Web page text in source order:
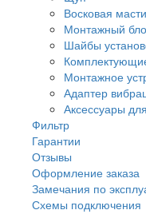
Восковая
Монтажный
Шайбы
Монтажное
Адаптер
Аксессуары
Фильтр
Гарантии
Отзывы
Оформление заказа
Замечания по
Схемы подключения